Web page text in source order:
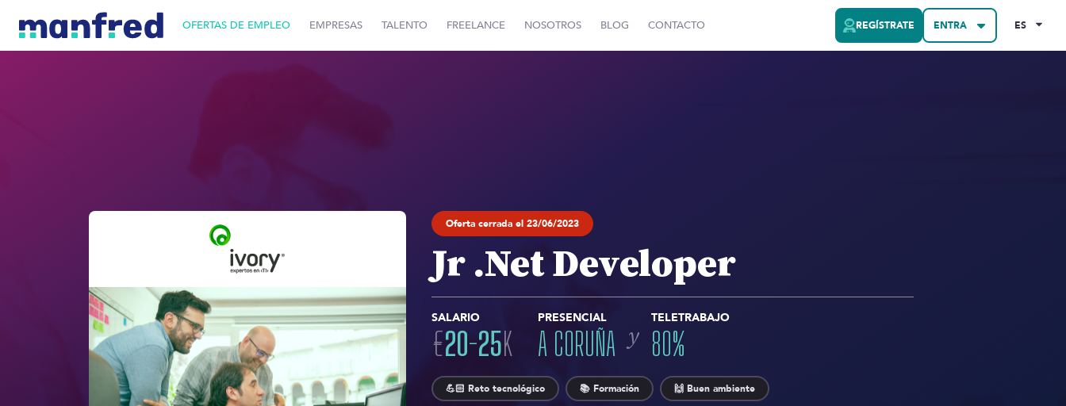
OFERTAS DE EMPLEO EMPRESAS TALENTO FREELANCE NOSOTROS BLOG CONTACTO REGÍSTRATE ENTRA ES
Oferta cerrada el 23/06/2023
Jr .Net Developer
SALARIO
€20-25K
PRESENCIAL
A CORUÑA y
TELETRABAJO
80%
💪🏻 Reto tecnológico 📚 Formación 🙌 Buen ambiente